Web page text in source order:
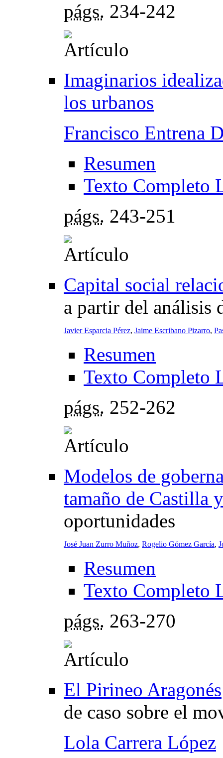
págs. 234-242
Imaginarios
los urbanos
Francisco Entrena
Resumen
Texto Completo
págs. 243-251
Capital social
a partir del análisis
Javier Esparcia Pérez, Jaime Escribano Pizarro,
Resumen
Texto Completo
págs. 252-262
Modelos de
tamaño de Castilla
oportunidades
José Juan Zurro Muñoz, Rogelio Gómez García,
Resumen
Texto Completo
págs. 263-270
El Pirineo Aragonés
de caso sobre el
Lola Carrera López